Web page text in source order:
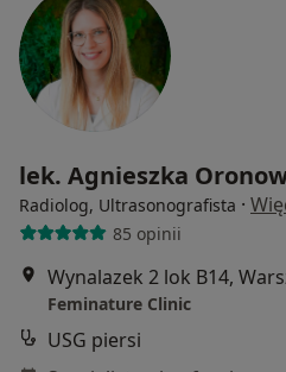
lek. Agnieszka
Radiolog, Ultrasonografista ·
85 opinii
Wynalazek 2 lok B14,
Feminature Clinic
USG piersi